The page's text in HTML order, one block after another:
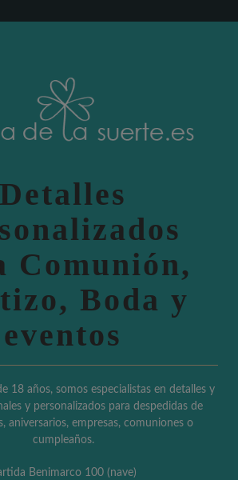
Detalles
Comunión,
Boda y
eventos
18 años, somos especialistas en detalles y
y personalizados para despedidas de
aniversarios, empresas, comuniones o
cumpleaños.
Benimarco 100 (nave)